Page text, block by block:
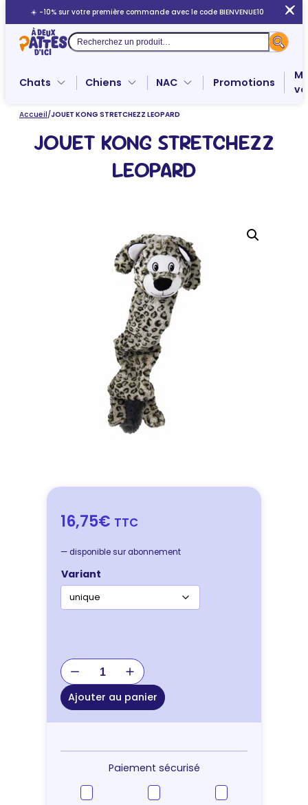
au
contenu
☀️ -10% sur votre première commande avec le code BIENVENUE10
Recherche
Chats Chiens NAC Promotions
Accueil/JOUET KONG STRETCHEZZ LEOPARD
JOUET KONG STRETCHEZZ
LEOPARD
16,75€ TTC
— disponible sur abonnement
Variant
quantité
de
JOUET
KONG
STRETCHEZZ
Ajouter au panier
Paiement sécurisé